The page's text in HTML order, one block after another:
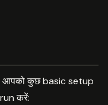
आपको कुछ basic setup
करें: